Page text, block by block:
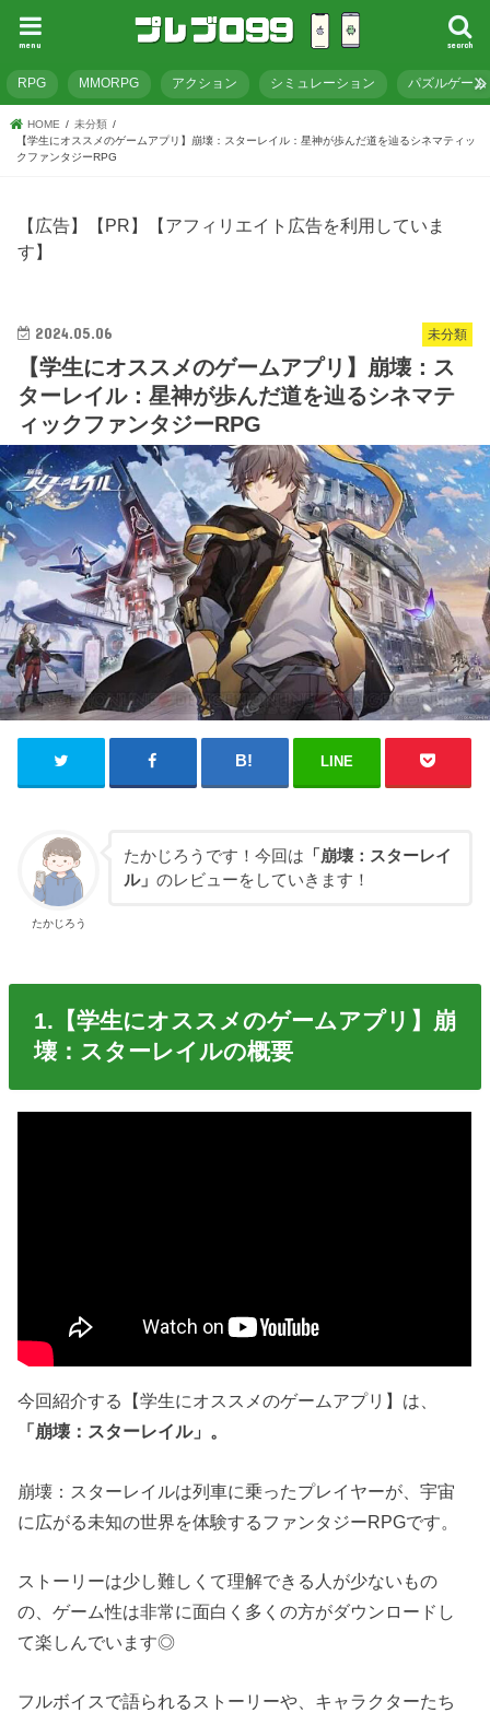
search
menu
RPG MMORPG アクション シミュレーション パズルゲーム
HOME
未分類
【学生にオススメのゲームアプリ】崩壊：スターレイル：星神が歩んだ道を辿るシネマティッ
クファンタジーRPG
【広告】【PR】【アフィリエイト広告を利用していま
す】
未分類
2024.05.06
【学生にオススメのゲームアプリ】崩壊：ス
ターレイル：星神が歩んだ道を辿るシネマテ
ィックファンタジーRPG
LINE
たかじろう
たかじろうです！今回は 「崩壊：スターレイ
ル」 のレビューをしていきます！
1.【学生にオススメのゲームアプリ】崩
壊：スターレイルの概要
今回紹介する【学生にオススメのゲームアプリ】は、
「崩壊：スターレイル」。
崩壊：スターレイルは列車に乗ったプレイヤーが、宇宙
に広がる未知の世界を体験するファンタジーRPGです。
ストーリーは少し難しくて理解できる人が少ないもの
の、ゲーム性は非常に面白く多くの方がダウンロードし
て楽しんでいます◎
フルボイスで語られるストーリーや、キャラクターたち